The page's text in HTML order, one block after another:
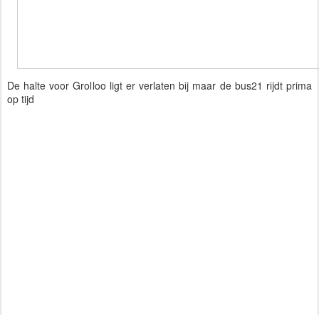
De halte voor Grolloo ligt er verlaten bij maar de bus21 rijdt prima
op tijd